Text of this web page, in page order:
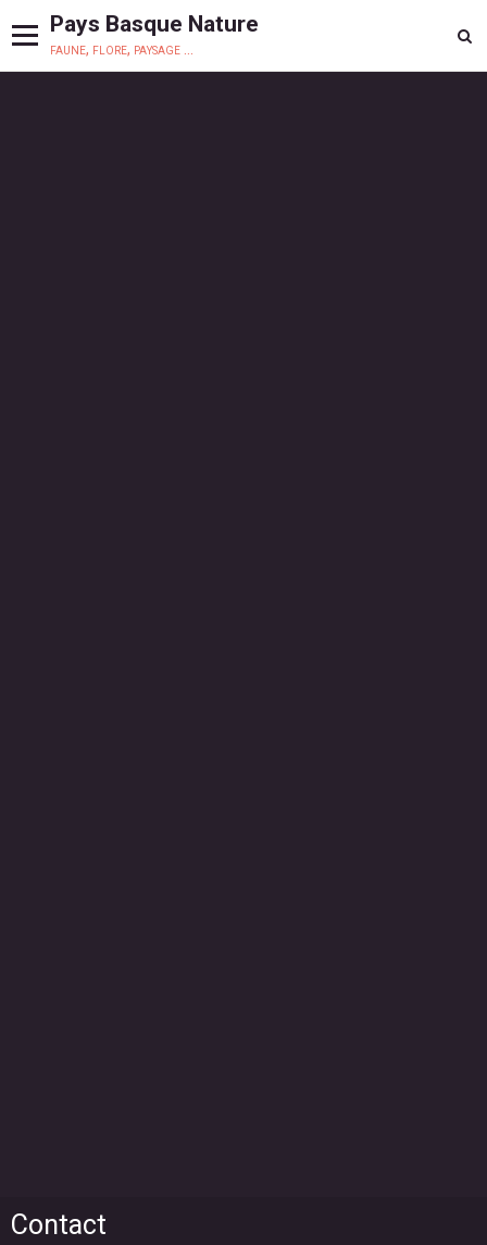
Pays Basque Nature
faune, flore, paysage ...
Contact